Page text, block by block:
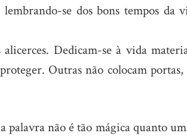
se dos bons tempos da
alicerces. Dedicam-se à vida
Outras não colocam
palavra não é tão mágica quanto